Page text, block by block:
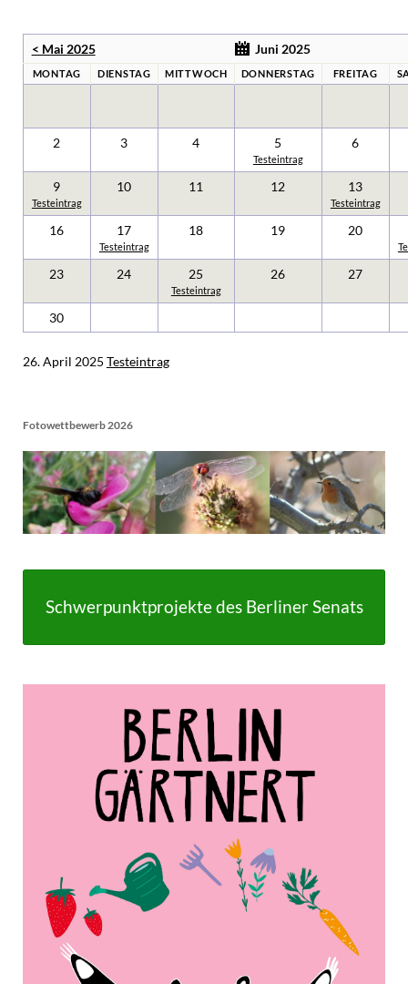
< Mai 2025 Juni 2025
MONTAG DIENSTAG MITTWOCH DONNERSTAG FREITAG
2 3 4 5
Testeintrag
6
9
Testeintrag
10 11 12 13
Testeintrag
16 17
Testeintrag
18 19 20
23 24 25
Testeintrag
26 27
30
26. April 2025 Testeintrag
Fotowettbewerb 2026
Schwerpunktprojekte des Berliner Senats